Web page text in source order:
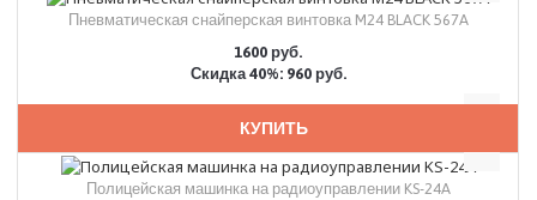
Пневматическая снайперская винтовка M24 BLACK 567A
1600 руб.
Скидка 40%: 960 руб.
КУПИТЬ
Полицейская машинка на радиоуправлении KS-24A